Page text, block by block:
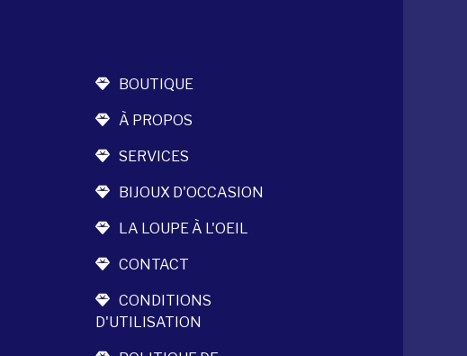
BOUTIQUE
À PROPOS
SERVICES
BIJOUX D'OCCASION
LA LOUPE À L'OEIL
CONTACT
CONDITIONS
D'UTILISATION